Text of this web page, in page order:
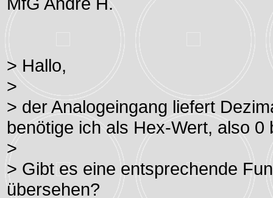
> Hallo,
>
> der Analogeingang liefert
benötige ich als Hex-Wert, also 0
>
> Gibt es eine entsprechende
übersehen?